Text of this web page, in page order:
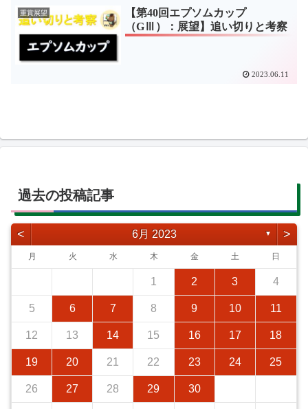
重賞展望
【第40回エプソムカップ
（GⅢ）：展望】追い切りと考察
2023.06.11
過去の投稿記事
< 6月 2023 ▼ >
月 火 水 木 金 土 日
1 2 3 4
5 6 7 8 9 10 11
12 13 14 15 16 17 18
19 20 21 22 23 24 25
26 27 28 29 30